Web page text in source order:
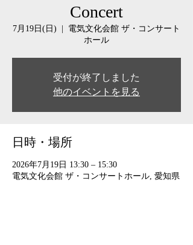
Concert
7月19日(日)
電気文化会館 ザ・コンサート
ホール
受付が終了しました
他のイベントを見る
日時・場所
2026年7月19日 13:30 – 15:30
電気文化会館 ザ・コンサートホール, 愛知県